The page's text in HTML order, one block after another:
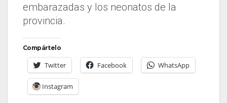
embarazadas y los neonatos de la
provincia.
Compártelo
Twitter Facebook WhatsApp
Instagram